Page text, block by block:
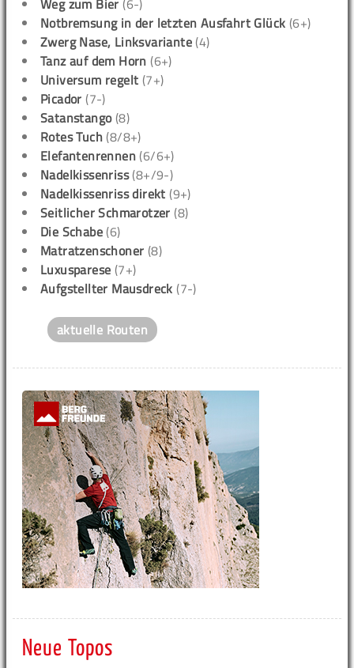
Notbremsung in der letzten Ausfahrt Glück (6+)
Zwerg Nase, Linksvariante (4)
Tanz auf dem Horn (6+)
Universum regelt (7+)
Picador (7-)
Satanstango(8)
Rotes Tuch (8/8+)
Elefantenrennen (6/6+)
Nadelkissenriss(8+/9-)
Nadelkissenriss direkt (9+)
Seitlicher Schmarotzer (8)
Die Schabe (6)
Matratzenschoner (8)
Luxusparese (7+)
Aufgstellter Mausdreck (7-)
aktuelle Routen
Neue Topos